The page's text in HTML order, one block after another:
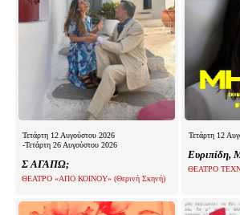
Τετάρτη 12 Αυγούστου 2026
-Τετάρτη 26 Αυγούστου 2026
Σ ΑΓΑΠΩ;
ΘΕΑΤΡΟ «ΑΠΟ ΚΟΙΝΟΥ» (Θερινή Σκηνή)
Τετάρτη 12
Ευριπίδη,
ΘΕΑΤΡΟ